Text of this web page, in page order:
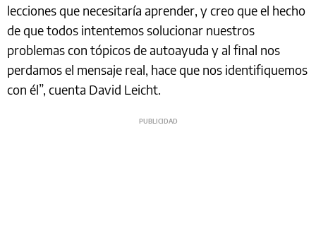
lecciones que necesitaría aprender, y creo que el hecho
de que todos intentemos solucionar nuestros
problemas con tópicos de autoayuda y al final nos
perdamos el mensaje real, hace que nos identifiquemos
con él”, cuenta David Leicht.